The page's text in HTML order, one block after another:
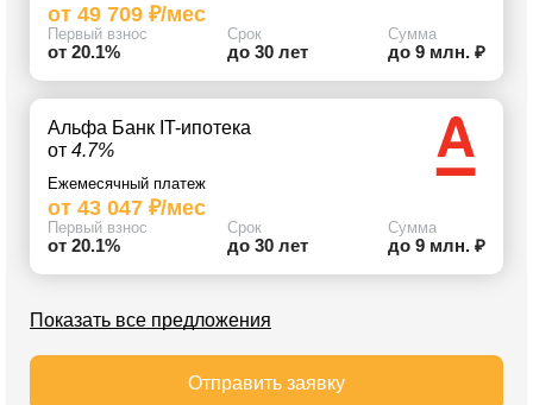
от 49 709 ₽/мес
Первый взнос
от 20.1%
Срок
до 30 лет
Сумма
до 9 млн. ₽
Альфа Банк IT-ипотека
от 4.7%
Ежемесячный платеж
от 43 047 ₽/мес
Первый взнос
от 20.1%
Срок
до 30 лет
Сумма
до 9 млн. ₽
Показать все предложения
Отправить заявку